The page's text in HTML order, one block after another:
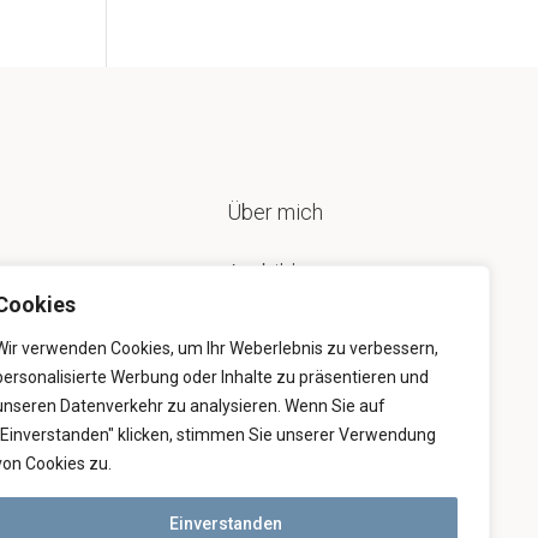
verwenden Cookies, um Ihr Weberlebnis zu verbessern,
Werbung oder Inhalte zu präsentieren und
Datenverkehr zu analysieren. Wenn Sie auf
klicken, stimmen Sie unserer Verwendung
Cookies zu.
Einverstanden
Über mich
Ausbildung
3D-Vermessung